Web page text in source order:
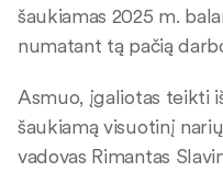
šaukiamas 2025 m.
numatant tą pačią
Asmuo, įgaliotas teikti
šaukiamą visuotinį
vadovas Rimantas